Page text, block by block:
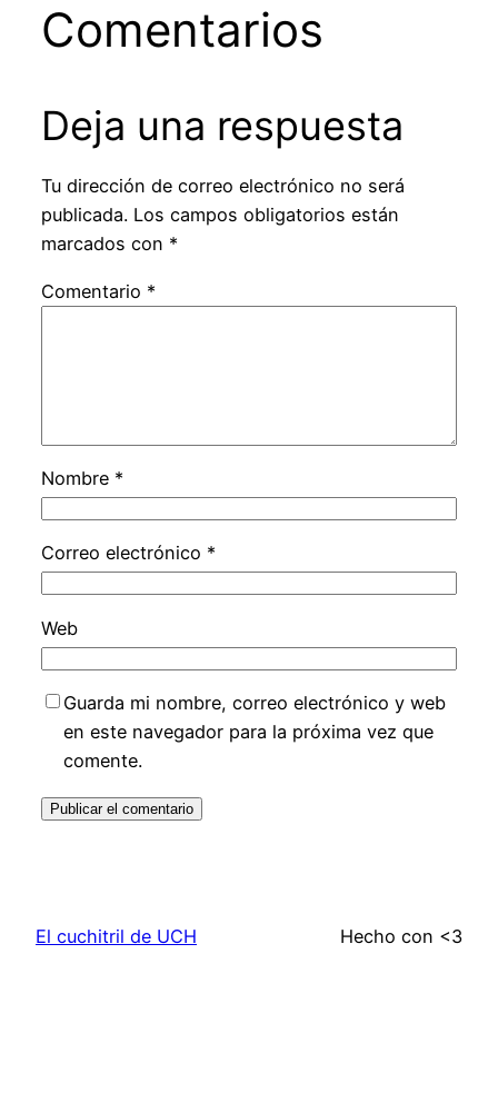
Comentarios
Deja una respuesta
Tu dirección de correo electrónico no será
publicada. Los campos obligatorios están
marcados con *
Comentario *
Nombre *
Correo electrónico *
Web
Guarda mi nombre, correo electrónico y web
en este navegador para la próxima vez que
comente.
El cuchitril de UCH Hecho con <3